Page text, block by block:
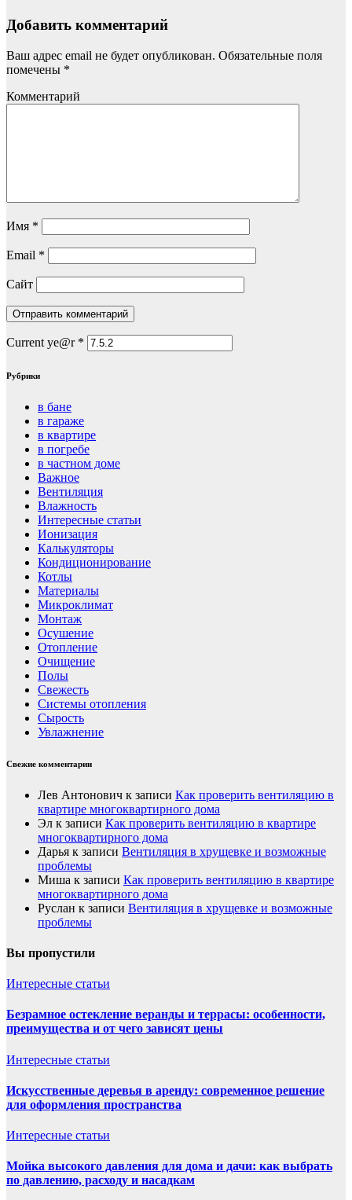
Добавить комментарий
Ваш адрес email не будет опубликован. Обязательные поля
помечены *
Комментарий
Имя *
Email *
Сайт
Current ye@r *
Рубрики
в бане
в гараже
в квартире
в погребе
в частном доме
Важное
Вентиляция
Влажность
Интересные статьи
Ионизация
Калькуляторы
Кондиционирование
Котлы
Материалы
Микроклимат
Монтаж
Осушение
Отопление
Очищение
Полы
Свежесть
Системы отопления
Сырость
Увлажнение
Свежие комментарии
Лев Антонович к записи Как проверить вентиляцию в
квартире многоквартирного дома
Эл к записи Как проверить вентиляцию в квартире
многоквартирного дома
Дарья к записи Вентиляция в хрущевке и возможные
проблемы
Миша к записи Как проверить вентиляцию в квартире
многоквартирного дома
Руслан к записи Вентиляция в хрущевке и возможные
проблемы
Вы пропустили
Интересные статьи
Безрамное остекление веранды и террасы: особенности,
преимущества и от чего зависят цены
Интересные статьи
Искусственные деревья в аренду: современное решение
для оформления пространства
Интересные статьи
Мойка высокого давления для дома и дачи: как выбрать
по давлению, расходу и насадкам